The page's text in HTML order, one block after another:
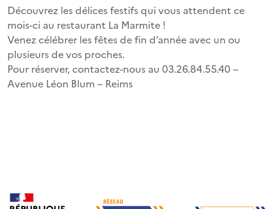
Découvrez les délices festifs qui vous attendent ce
mois-ci au restaurant La Marmite !
Venez célébrer les fêtes de fin d’année avec un ou
plusieurs de vos proches.
Pour réserver, contactez-nous au 03.26.84.55.40 –
Avenue Léon Blum – Reims